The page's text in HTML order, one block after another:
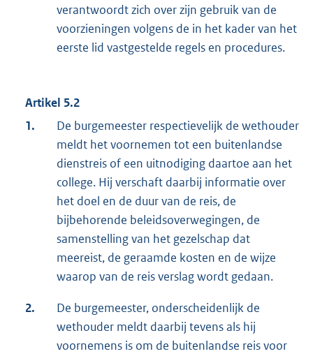
verantwoordt zich over zijn gebruik van de
voorzieningen volgens de in het kader van het
eerste lid vastgestelde regels en procedures.
Artikel 5.2
1.
De burgemeester respectievelijk de wethouder
meldt het voornemen tot een buitenlandse
dienstreis of een uitnodiging daartoe aan het
college. Hij verschaft daarbij informatie over
het doel en de duur van de reis, de
bijbehorende beleidsoverwegingen, de
samenstelling van het gezelschap dat
meereist, de geraamde kosten en de wijze
waarop van de reis verslag wordt gedaan.
2.
De burgemeester, onderscheidenlijk de
wethouder meldt daarbij tevens als hij
voornemens is om de buitenlandse reis voor